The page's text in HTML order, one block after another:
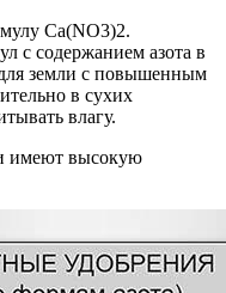
Ca(NO3)2.
с содержанием азота в
земли с повышенным
в сухих
влагу.
имеют высокую